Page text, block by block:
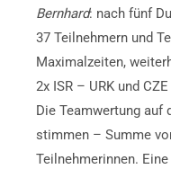
Bernhard: nach fünf
37 Teilnehmern und
Maximalzeiten,
2x ISR – URK und
Die Teamwertung auf
stimmen – Summe
Teilnehmerinnen.